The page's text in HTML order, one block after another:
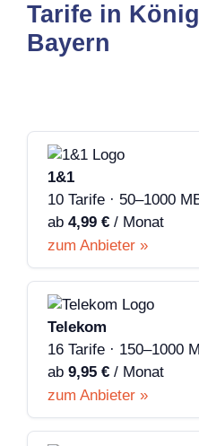
Tarife in
Bayern
1&1
10 Tarife · 50–1000
ab 4,99 € / Monat
zum Anbieter »
Telekom
16 Tarife · 150–1000
ab 9,95 € / Monat
zum Anbieter »